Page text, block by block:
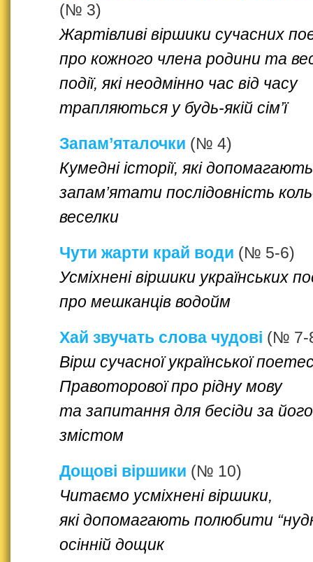
(№ 3)
Жартівливі віршики сучасних
про кожного члена родини та
події, які неодмінно час від часу
трапляються у будь-якій сім’ї
Запам’яталочки (№ 4)
Кумедні історії, які допомагають
запам’ятати послідовність
веселки
Чути жарти край води (№ 5-6)
Усміхнені віршики українських
про мешканців водойм
Хай звучать слова чудові (№ 7-
Вірш сучасної української
Правоторової про рідну мову
та запитання для бесіди за його
змістом
Дощові віршики (№ 10)
Читаємо усміхнені віршики,
які допомагають полюбити
осінній дощик